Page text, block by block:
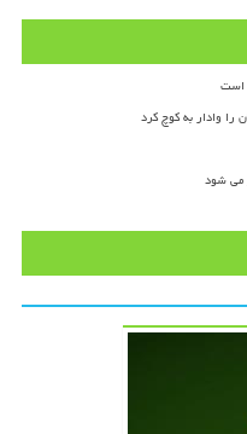
است
را وادار به کوچ کرد
می شود